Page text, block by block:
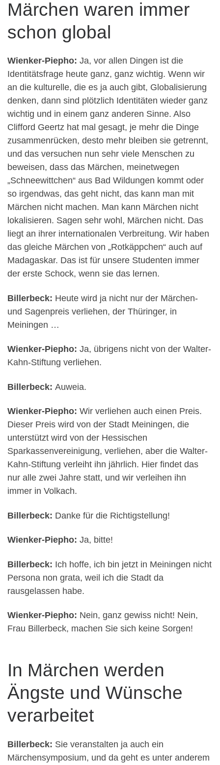
Märchen waren immer
schon global
Wienker-Piepho: Ja, vor allen Dingen ist die
Identitätsfrage heute ganz, ganz wichtig. Wenn wir
an die kulturelle, die es ja auch gibt, Globalisierung
denken, dann sind plötzlich Identitäten wieder ganz
wichtig und in einem ganz anderen Sinne. Also
Clifford Geertz hat mal gesagt, je mehr die Dinge
zusammenrücken, desto mehr bleiben sie getrennt,
und das versuchen nun sehr viele Menschen zu
beweisen, dass das Märchen, meinetwegen
„Schneewittchen“ aus Bad Wildungen kommt oder
so irgendwas, das geht nicht, das kann man mit
Märchen nicht machen. Man kann Märchen nicht
lokalisieren. Sagen sehr wohl, Märchen nicht. Das
liegt an ihrer internationalen Verbreitung. Wir haben
das gleiche Märchen von „Rotkäppchen“ auch auf
Madagaskar. Das ist für unsere Studenten immer
der erste Schock, wenn sie das lernen.
Billerbeck: Heute wird ja nicht nur der Märchen-
und Sagenpreis verliehen, der Thüringer, in
Meiningen …
Wienker-Piepho: Ja, übrigens nicht von der Walter-
Kahn-Stiftung verliehen.
Billerbeck: Auweia.
Wienker-Piepho: Wir verliehen auch einen Preis.
Dieser Preis wird von der Stadt Meiningen, die
unterstützt wird von der Hessischen
Sparkassenvereinigung, verliehen, aber die Walter-
Kahn-Stiftung verleiht ihn jährlich. Hier findet das
nur alle zwei Jahre statt, und wir verleihen ihn
immer in Volkach.
Billerbeck: Danke für die Richtigstellung!
Wienker-Piepho: Ja, bitte!
Billerbeck: Ich hoffe, ich bin jetzt in Meiningen nicht
Persona non grata, weil ich die Stadt da
rausgelassen habe.
Wienker-Piepho: Nein, ganz gewiss nicht! Nein,
Frau Billerbeck, machen Sie sich keine Sorgen!
In Märchen werden
Ängste und Wünsche
verarbeitet
Billerbeck: Sie veranstalten ja auch ein
Märchensymposium, und da geht es unter anderem